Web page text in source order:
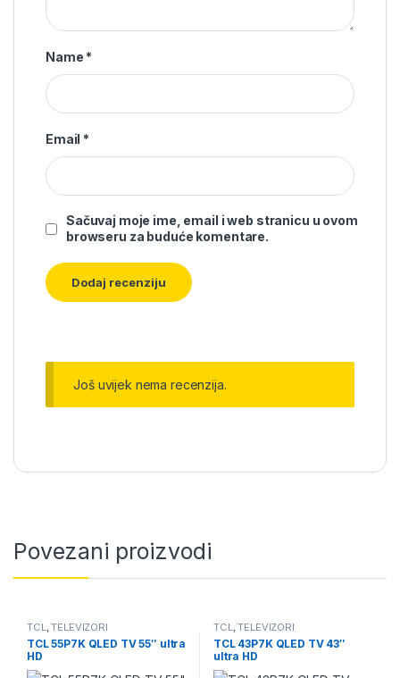
Name *
Email *
Sačuvaj moje ime, email i web stranicu u ovom
browseru za buduće komentare.
Još uvijek nema recenzija.
Povezani proizvodi
TCL,TELEVIZORI
TCL 55P7K QLED TV 55″ ultra
HD
TCL,TELEVIZORI
TCL 43P7K QLED TV 43″
ultra HD